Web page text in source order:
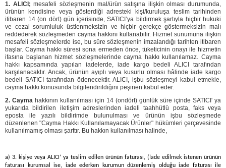
1. ALICI; mesafeli sözleşmenin mal/ürün satışına ilişkin olması durumunda,
ürünün kendisine veya gösterdiği adresteki kişi/kuruluşa teslim tarihinden
itibaren 14 (on dört) gün içerisinde, SATICI’ya bildirmek şartıyla hiçbir hukuki
ve cezai sorumluluk üstlenmeksizin ve hiçbir gerekçe göstermeksizin malı
reddederek sözleşmeden cayma hakkını kullanabilir. Hizmet sunumuna ilişkin
mesafeli sözleşmelerde ise, bu süre sözleşmenin imzalandığı tarihten itibaren
başlar. Cayma hakkı süresi sona ermeden önce, tüketicinin onayı ile hizmetin
ifasına başlanan hizmet sözleşmelerinde cayma hakkı kullanılamaz. Cayma
hakkı kapsamında yapılan iadelerde, iade kargo bedeli ALICI tarafından
karşılanacaktır. Ancak, ürünün ayıplı veya kusurlu olması hâlinde iade kargo
bedeli SATICI tarafından ödenecektir. ALICI, işbu sözleşmeyi kabul etmekle,
cayma hakkı konusunda bilgilendirildiğini peşinen kabul eder.
2. Cayma hakkının kullanılması için 14 (ondört) günlük süre içinde SATICI' ya
yukarıda bildirilen iletişim adreslerinden iadeli taahhütlü posta, faks veya
eposta ile yazılı bildirimde bulunulması ve ürünün işbu sözleşmede
düzenlenen "Cayma Hakkı Kullanılamayacak Ürünler" hükümleri çerçevesinde
kullanılmamış olması şarttır. Bu hakkın kullanılması halinde,
a) 3. kişiye veya ALICI’ ya teslim edilen ürünün faturası, (İade edilmek istenen ürünün
faturası kurumsal ise, iade ederken kurumun düzenlemiş olduğu iade faturası ile